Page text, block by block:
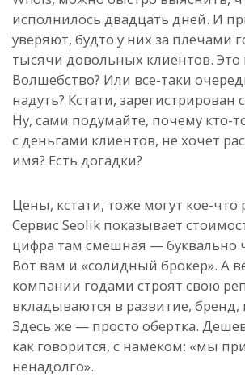
исполнилось двадцать дней. И
уверяют, будто у них за плечами
тысячи довольных клиентов. Это
Волшебство? Или все-таки
надуть? Кстати,
Ну, сами подумайте, почему кто-
с деньгами клиентов, не хочет
имя? Есть догадки?
Цены, кстати, тоже могут кое-что
Сервис Seolik показывает
цифра там смешная — буквально
Вот вам и «солидный брокер». А
компании годами строят свою
вкладываются в развитие, бренд,
Здесь же — просто обертка.
как говорится, с намеком: «мы
ненадолго».